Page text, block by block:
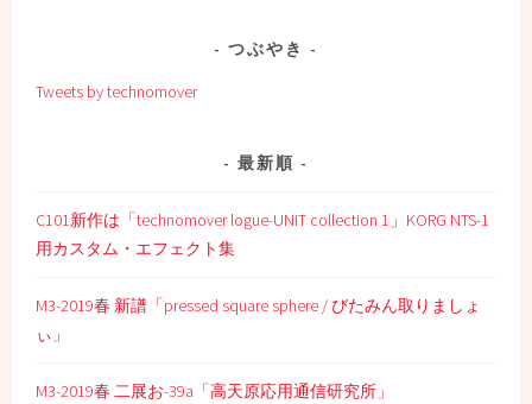
シ
ョ
つぶやき
Tweets by technomover
最新順
C101新作は「technomover logue-UNIT collection 1」KORG NTS-1
用カスタム・エフェクト集
M3-2019春 新譜「pressed square sphere / びたみん取りましょ
ぃ」
M3-2019春 二展お-39a「高天原応用通信研究所」